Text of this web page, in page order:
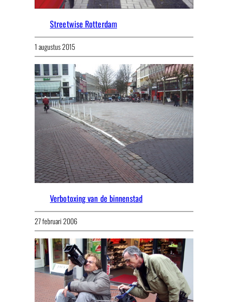
Streetwise Rotterdam
1 augustus 2015
Verbotoxing van de binnenstad
27 februari 2006